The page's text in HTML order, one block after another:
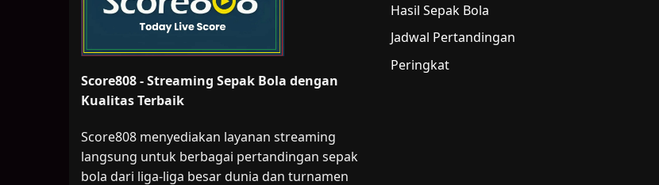
Score808 - Streaming Sepak Bola dengan
Kualitas Terbaik
Score808 menyediakan layanan streaming
langsung untuk berbagai pertandingan sepak
bola dari liga-liga besar dunia dan turnamen
Hasil Sepak Bola
Jadwal Pertandingan
Peringkat